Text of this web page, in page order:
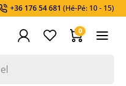
+36 176 54 681 (Hé-Pé: 10 - 15)
0